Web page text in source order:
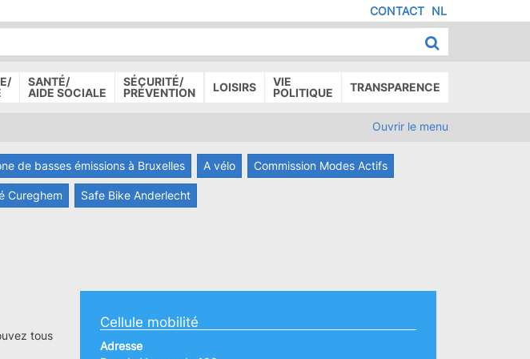
NL
MENU
DE
PAGE
CONTACT
SANTÉ/
AIDE SOCIALE
SÉCURITÉ/
PRÉVENTION
LOISIRS
VIE
POLITIQUE
TRANSPARENCE
Ouvrir le menu
de basses émissions à Bruxelles A vélo Commission Modes Actifs
Cureghem Safe Bike Anderlecht
Cellule mobilité
Adresse
tous